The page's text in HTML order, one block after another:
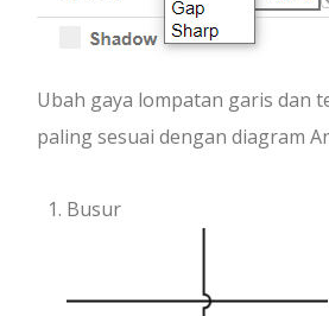
Ubah gaya lompatan garis dan
paling sesuai dengan diagram
Busur